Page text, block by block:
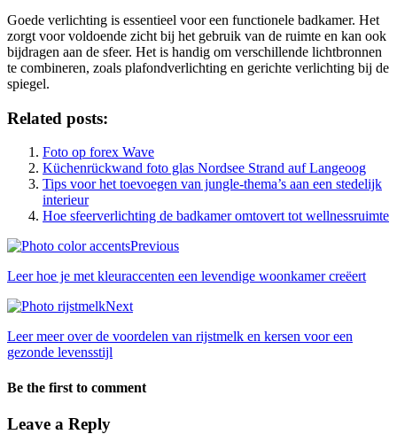
Goede verlichting is essentieel voor een functionele badkamer. Het
zorgt voor voldoende zicht bij het gebruik van de ruimte en kan ook
bijdragen aan de sfeer. Het is handig om verschillende lichtbronnen
te combineren, zoals plafondverlichting en gerichte verlichting bij de
spiegel.
Related posts:
Foto op forex Wave
Küchenrückwand foto glas Nordsee Strand auf Langeoog
Tips voor het toevoegen van jungle-thema’s aan een stedelijk
interieur
Hoe sfeerverlichting de badkamer omtovert tot wellnessruimte
Previous
Leer hoe je met kleuraccenten een levendige woonkamer creëert
Next
Leer meer over de voordelen van rijstmelk en kersen voor een
gezonde levensstijl
Be the first to comment
Leave a Reply